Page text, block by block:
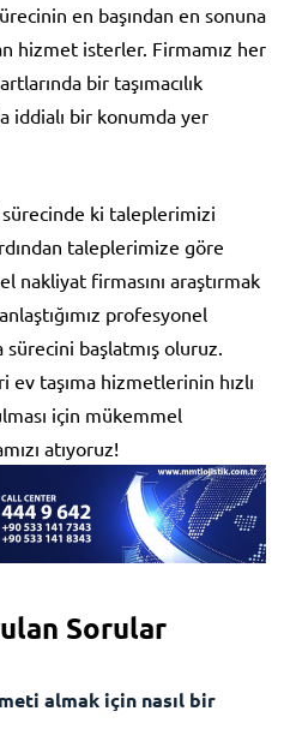
en başından en sonuna
hizmet isterler. Firmamız her
bir taşımacılık
iddialı bir konumda yer
ki taleplerimizi
taleplerimize göre
nakliyat firmasını araştırmak
profesyonel
başlatmış oluruz.
ev taşıma hizmetlerinin hızlı
için mükemmel
atıyoruz!
Sorular
almak için nasıl bir